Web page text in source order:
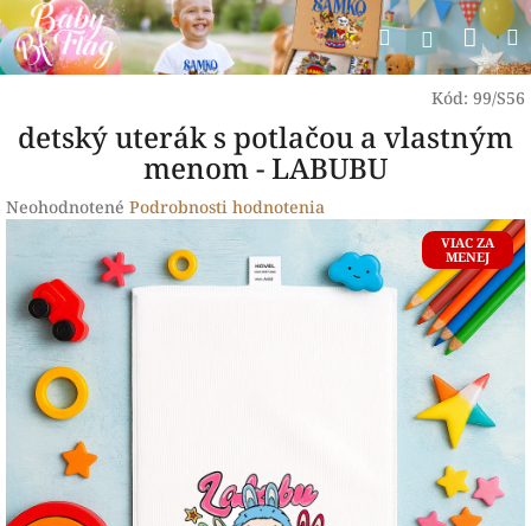
Prejsť
na
obsah
Hľadať
Kód: 99/S56
detský uterák s potlačou a vlastným
menom - LABUBU
Priemerné
produktu
0,0
z
hviezdičiek.
Neohodnotené Podrobnosti hodnotenia
VIAC ZA
MENEJ